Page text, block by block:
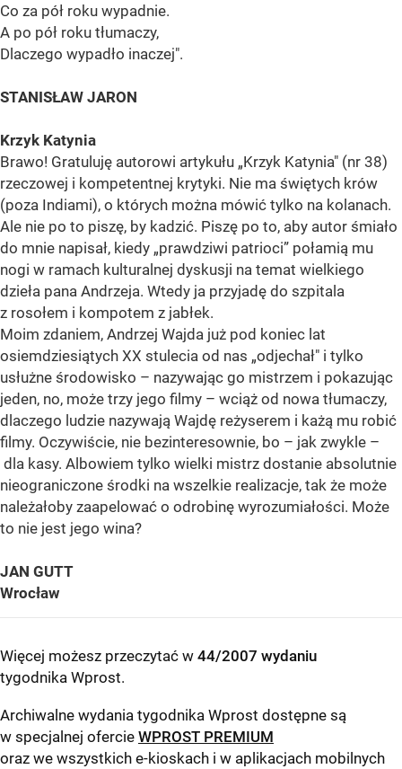
Co za pół roku wypadnie.
A po pół roku tłumaczy,
Dlaczego wypadło inaczej".
STANISŁAW JARON
Krzyk Katynia
Brawo! Gratuluję autorowi artykułu „Krzyk Katynia" (nr 38)
rzeczowej i kompetentnej krytyki. Nie ma świętych krów
(poza Indiami), o których można mówić tylko na kolanach.
Ale nie po to piszę, by kadzić. Piszę po to, aby autor śmiało
do mnie napisał, kiedy „prawdziwi patrioci” połamią mu
nogi w ramach kulturalnej dyskusji na temat wielkiego
dzieła pana Andrzeja. Wtedy ja przyjadę do szpitala
z rosołem i kompotem z jabłek.
Moim zdaniem, Andrzej Wajda już pod koniec lat
osiemdziesiątych XX stulecia od nas „odjechał" i tylko
usłużne środowisko – nazywając go mistrzem i pokazując
jeden, no, może trzy jego filmy – wciąż od nowa tłumaczy,
dlaczego ludzie nazywają Wajdę reżyserem i każą mu robić
filmy. Oczywiście, nie bezinteresownie, bo – jak zwykle –
dla kasy. Albowiem tylko wielki mistrz dostanie absolutnie
nieograniczone środki na wszelkie realizacje, tak że może
należałoby zaapelować o odrobinę wyrozumiałości. Może
to nie jest jego wina?
JAN GUTT
Wrocław
Więcej możesz przeczytać w 44/2007 wydaniu
tygodnika Wprost.
Archiwalne wydania tygodnika Wprost dostępne są
w specjalnej ofercie WPROST PREMIUM
oraz we wszystkich e-kioskach i w aplikacjach mobilnych